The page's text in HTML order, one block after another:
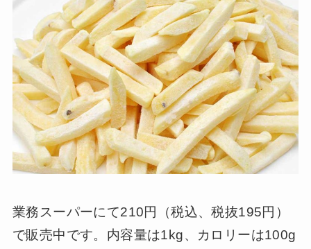
業務スーパーにて210円（税込、税抜195円）
で販売中です。内容量は1kg、カロリーは100g